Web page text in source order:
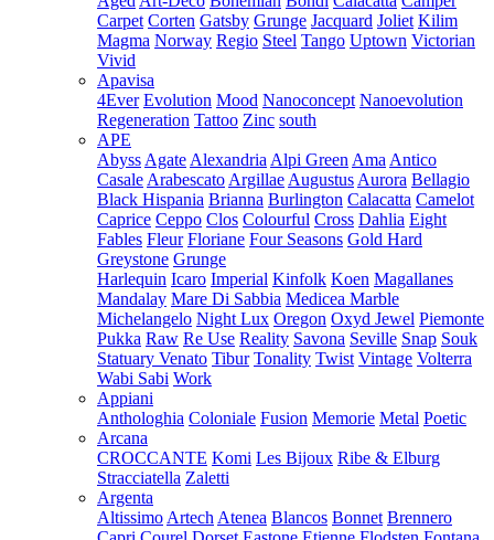
Carpet Corten Gatsby Grunge Jacquard Joliet Kilim
Magma Norway Regio Steel Tango Uptown Victorian
Vivid
Apavisa
4Ever Evolution Mood Nanoconcept Nanoevolution
Regeneration Tattoo Zinc south
APE
Abyss Agate Alexandria Alpi Green Ama Antico
Casale Arabescato Argillae Augustus Aurora Bellagio
Black Hispania Brianna Burlington Calacatta Camelot
Caprice Ceppo Clos Colourful Cross Dahlia Eight
Fables Fleur Floriane Four Seasons Gold Hard
Greystone Grunge
Harlequin Icaro Imperial Kinfolk Koen Magallanes
Mandalay Mare Di Sabbia Medicea Marble
Michelangelo Night Lux Oregon Oxyd Jewel Piemonte
Pukka Raw Re Use Reality Savona Seville Snap Souk
Statuary Venato Tibur Tonality Twist Vintage Volterra
Wabi Sabi Work
Appiani
Anthologhia Coloniale Fusion Memorie Metal Poetic
Arcana
CROCCANTE Komi Les Bijoux Ribe & Elburg
Stracciatella Zaletti
Argenta
Altissimo Artech Atenea Blancos Bonnet Brennero